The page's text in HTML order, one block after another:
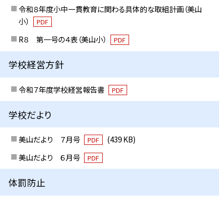
令和８年度小中一貫教育に関わる具体的な取組計画（美山
小）
PDF
R８ 第一号の４表（美山小） PDF
学校経営方針
令和７年度学校経営報告書 PDF
学校だより
美山だより ７月号 PDF
(439 KB)
美山だより ６月号
PDF
体罰防止